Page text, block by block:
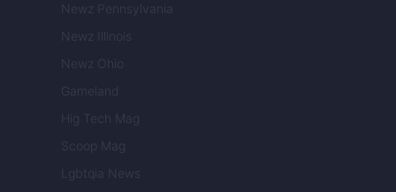
Newz Pennsylvania
Newz Illinois
Newz Ohio
Gameland
Hig Tech Mag
Scoop Mag
Lgbtqia News